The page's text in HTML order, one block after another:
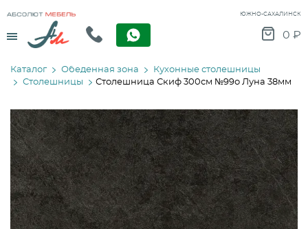
Menu
ЮЖНО-САХАЛИНСК
0 ₽
Каталог Обеденная зона
Кухонные столешницы
Столешницы
Столешница Скиф 300см №99о Луна 38мм